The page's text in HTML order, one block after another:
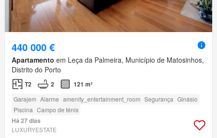
440 000 €
Apartamento em Leça da Palmeira, Município de Matosinhos,
Distrito do Porto
T2 2 121 m²
Garajem Alarme amenity_entertainment_room Segurança Ginásio
Piscina Campo de ténis
Há 27 dias
LUXURYESTATE